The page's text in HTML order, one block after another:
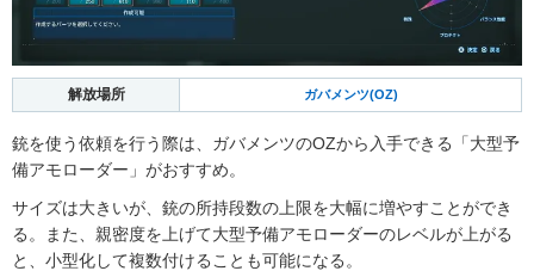
解放場所 ガバメンツ(OZ)
銃を使う依頼を行う際は、ガバメンツのOZから入手できる「大型予
備アモローダー」がおすすめ。
サイズは大きいが、銃の所持段数の上限を大幅に増やすことができ
る。また、親密度を上げて大型予備アモローダーのレベルが上がる
と、小型化して複数付けることも可能になる。